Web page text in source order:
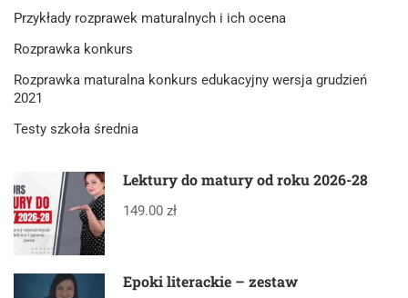
Przykłady rozprawek maturalnych i ich ocena
Rozprawka konkurs
Rozprawka maturalna konkurs edukacyjny wersja grudzień
2021
Testy szkoła średnia
Lektury do matury od roku 2026-28
149.00 zł
Epoki literackie – zestaw